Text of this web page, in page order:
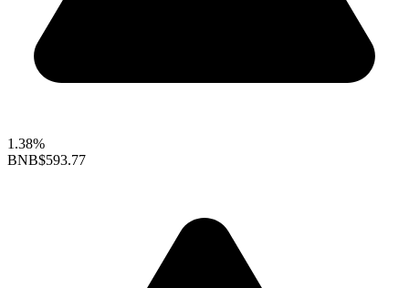
1.38%
BNB$593.77